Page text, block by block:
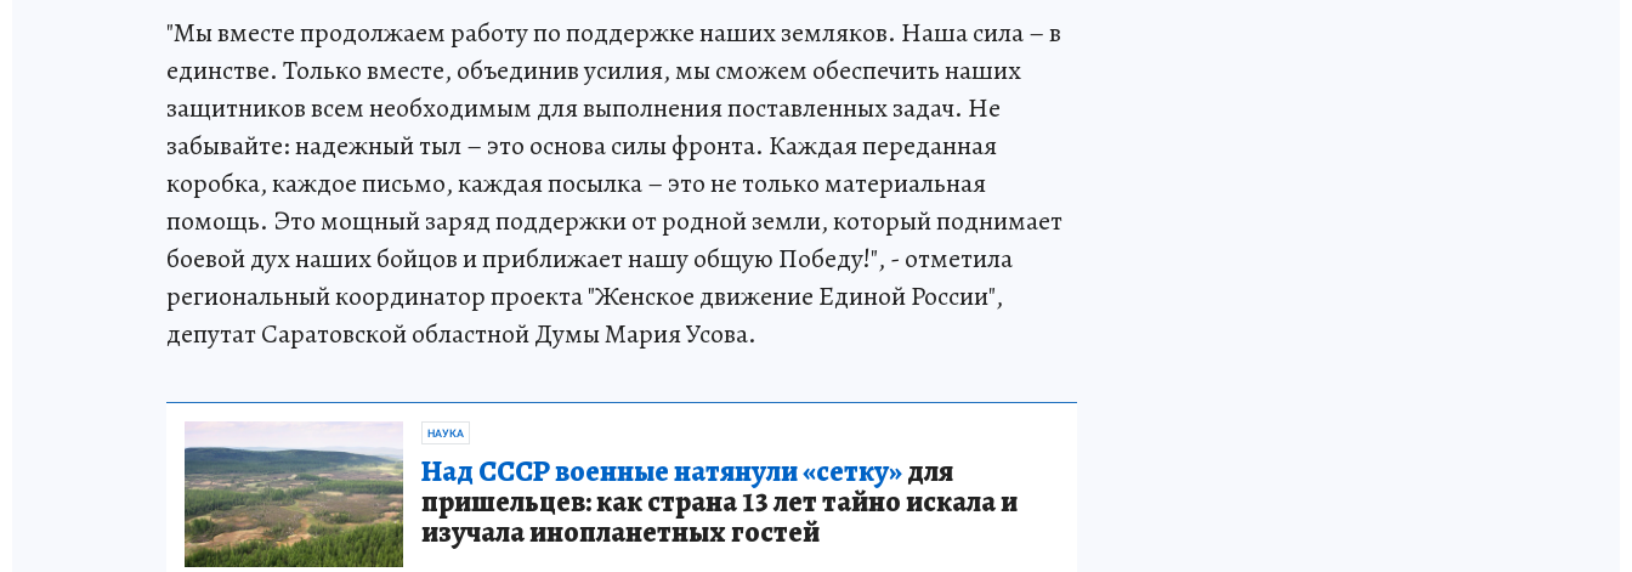
"Мы вместе продолжаем работу по поддержке наших земляков. Наша сила – в
единстве. Только вместе, объединив усилия, мы сможем обеспечить наших
защитников всем необходимым для выполнения поставленных задач. Не
забывайте: надежный тыл – это основа силы фронта. Каждая переданная
коробка, каждое письмо, каждая посылка – это не только материальная
помощь. Это мощный заряд поддержки от родной земли, который поднимает
боевой дух наших бойцов и приближает нашу общую Победу!", - отметила
региональный координатор проекта "Женское движение Единой России",
депутат Саратовской областной Думы Мария Усова.
НАУКА
Над СССР военные натянули «сетку»для
пришельцев: как страна 13 лет тайно искала и
изучала инопланетных гостей